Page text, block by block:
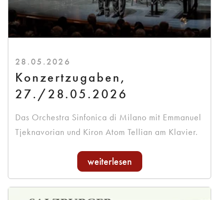
28.05.2026
Konzertzugaben,
27./28.05.2026
Das Orchestra Sinfonica di Milano mit Emmanuel
Tjeknavorian und Kiron Atom Tellian am Klavier.
weiterlesen